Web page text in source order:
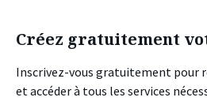
Créez gratuitement
Inscrivez-vous gratuitement pour
et accéder à tous les services